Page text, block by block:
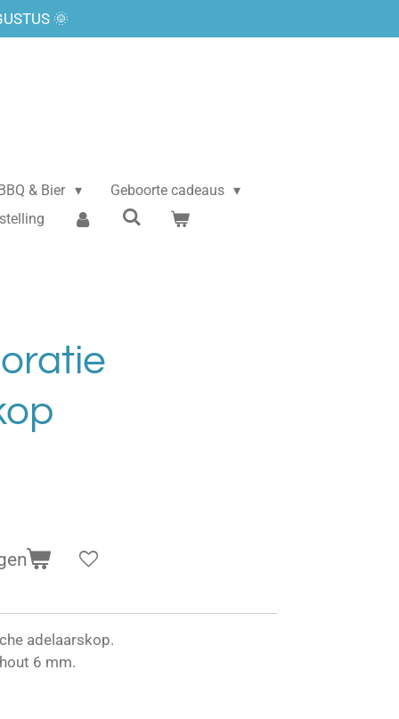
🌞
& Bier
Geboorte cadeaus
adelaarskop.
6 mm.